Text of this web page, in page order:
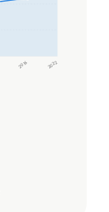
2016 2022